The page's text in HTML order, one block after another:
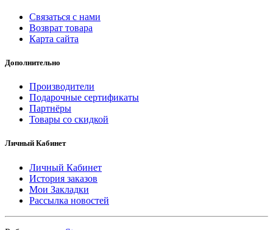
Связаться с нами
Возврат товара
Карта сайта
Дополнительно
Производители
Подарочные сертификаты
Партнёры
Товары со скидкой
Личный Кабинет
Личный Кабинет
История заказов
Мои Закладки
Рассылка новостей